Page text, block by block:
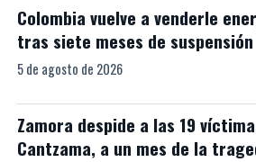
Colombia vuelve a venderle
tras siete meses de suspensión
5 de agosto de 2026
Zamora despide a las 19
Cantzama, a un mes de la